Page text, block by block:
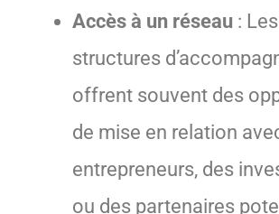
Accès à un réseau : Les
structures
offrent souvent des
de mise en relation
entrepreneurs, des
ou des partenaires